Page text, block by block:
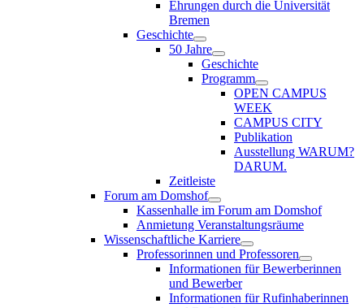
Ehrungen durch die Universität
Bremen
Geschichte
50 Jahre
Geschichte
Programm
OPEN CAMPUS
WEEK
CAMPUS CITY
Publikation
Ausstellung WARUM?
DARUM.
Zeitleiste
Forum am Domshof
Kassenhalle im Forum am Domshof
Anmietung Veranstaltungsräume
Wissenschaftliche Karriere
Professorinnen und Professoren
Informationen für Bewerberinnen
und Bewerber
Informationen für Rufinhaberinnen